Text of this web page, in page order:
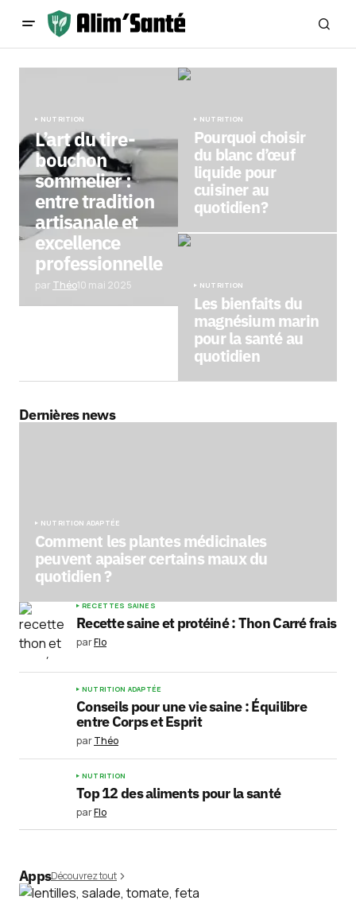
NUTRITION
L’art du tire-
bouchon
sommelier :
entre tradition
artisanale et
excellence
professionnelle
par Théo10 mai 2025
NUTRITION
Pourquoi choisir
du blanc d’œuf
liquide pour
cuisiner au
quotidien ?
NUTRITION
Les bienfaits du
magnésium marin
pour la santé au
quotidien
Dernières news
NUTRITION ADAPTÉE
Comment les plantes médicinales
peuvent apaiser certains maux du
quotidien ?
RECETTES SAINES
Recette saine et protéiné : Thon Carré frais
parFlo
NUTRITION ADAPTÉE
Conseils pour une vie saine : Équilibre
entre Corps et Esprit
parThéo
NUTRITION
Top 12 des aliments pour la santé
parFlo
AppsDécouvrez tout